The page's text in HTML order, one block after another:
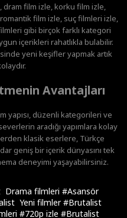
film izle, korku film izle,
film izle, suç filmleri izle,
gibi birçok farklı kategori
içerikleri rahatlıkla bulabilir.
yeni keşifler yapmak artık
Avantajları
yapısı, düzenli kategorileri ve
aradığı yapımlara kolay
klasik eserlere, Türkçe
geniş bir içerik dünyasını tek
deneyimi yaşayabilirsiniz.
Drama filmleri #Asansör
Yeni filmler#Brutalist
#720p izle #Brutalist